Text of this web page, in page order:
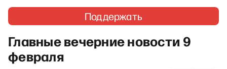
Поддержать
Главные вечерние новости 9
февраля